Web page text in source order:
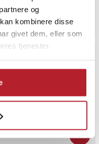
og
kombinere disse
givet dem, eller som
tjenester.
Findes på lager, Leveres i løbet af
Køb